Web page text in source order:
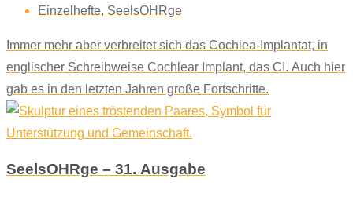
Einzelhefte, SeelsOHRge
Immer mehr aber verbreitet sich das Cochlea-Implantat, in
englischer Schreibweise Cochlear Implant, das CI. Auch hier
gab es in den letzten Jahren große Fortschritte.
SeelsOHRge – 31. Ausgabe